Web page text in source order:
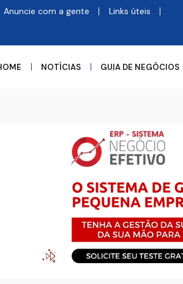
Anuncie com a gente Links úteis
NOTÍCIAS GUIA DE NEGÓCIOS